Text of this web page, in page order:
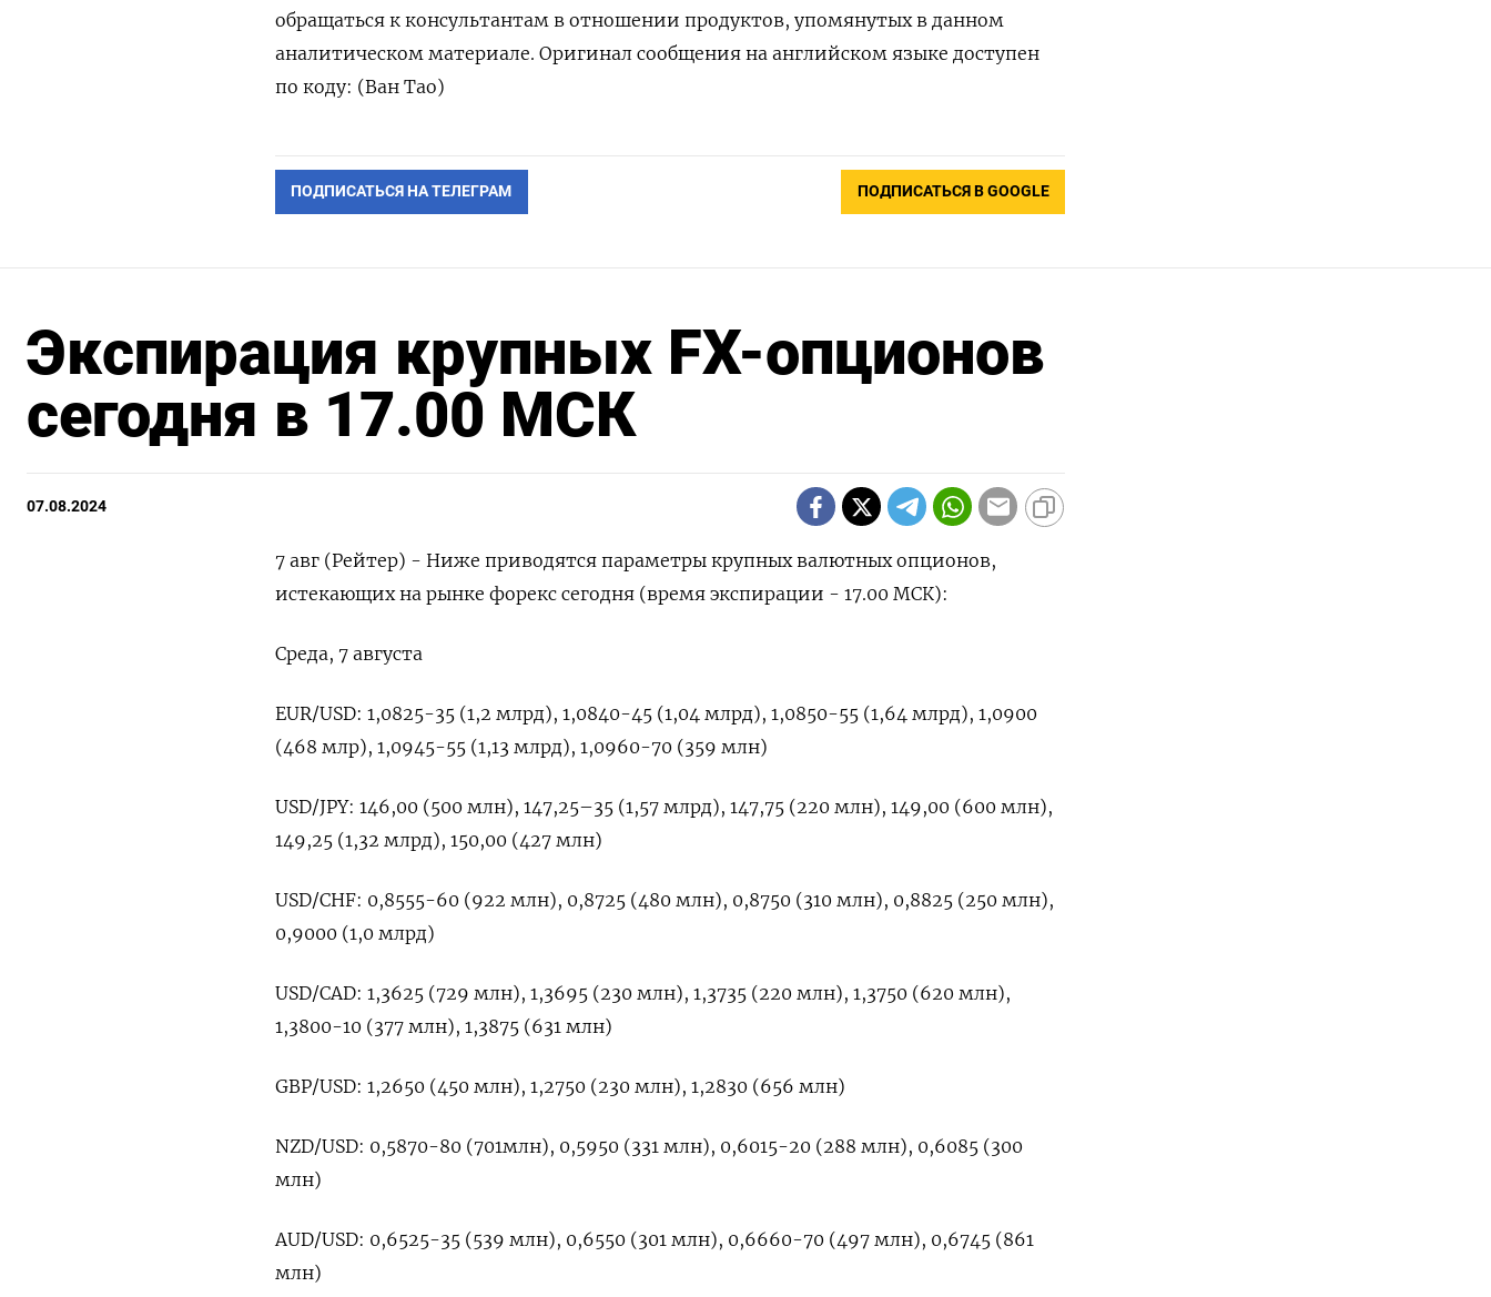
обращаться к консультантам в отношении продуктов, упомянутых в данном
аналитическом материале. Оригинал сообщения на английском языке доступен
по коду: (Ван Тао)
ПОДПИСАТЬСЯ НА ТЕЛЕГРАМ ПОДПИСАТЬСЯ В GOOGLE
Экспирация крупных FX-опционов
сегодня в 17.00 МСК
07.08.2024
7 авг (Рейтер) - Ниже приводятся параметры крупных валютных опционов,
истекающих на рынке форекс сегодня (время экспирации - 17.00 МСК):
Среда, 7 августа
EUR/USD: 1,0825-35 (1,2 млрд), 1,0840-45 (1,04 млрд), 1,0850-55 (1,64 млрд), 1,0900
(468 млр), 1,0945-55 (1,13 млрд), 1,0960-70 (359 млн)
USD/JPY: 146,00 (500 млн), 147,25–35 (1,57 млрд), 147,75 (220 млн), 149,00 (600 млн),
149,25 (1,32 млрд), 150,00 (427 млн)
USD/CHF: 0,8555-60 (922 млн), 0,8725 (480 млн), 0,8750 (310 млн), 0,8825 (250 млн),
0,9000 (1,0 млрд)
USD/CAD: 1,3625 (729 млн), 1,3695 (230 млн), 1,3735 (220 млн), 1,3750 (620 млн),
1,3800-10 (377 млн), 1,3875 (631 млн)
GBP/USD: 1,2650 (450 млн), 1,2750 (230 млн), 1,2830 (656 млн)
NZD/USD: 0,5870-80 (701млн), 0,5950 (331 млн), 0,6015-20 (288 млн), 0,6085 (300
млн)
AUD/USD: 0,6525-35 (539 млн), 0,6550 (301 млн), 0,6660-70 (497 млн), 0,6745 (861
млн)